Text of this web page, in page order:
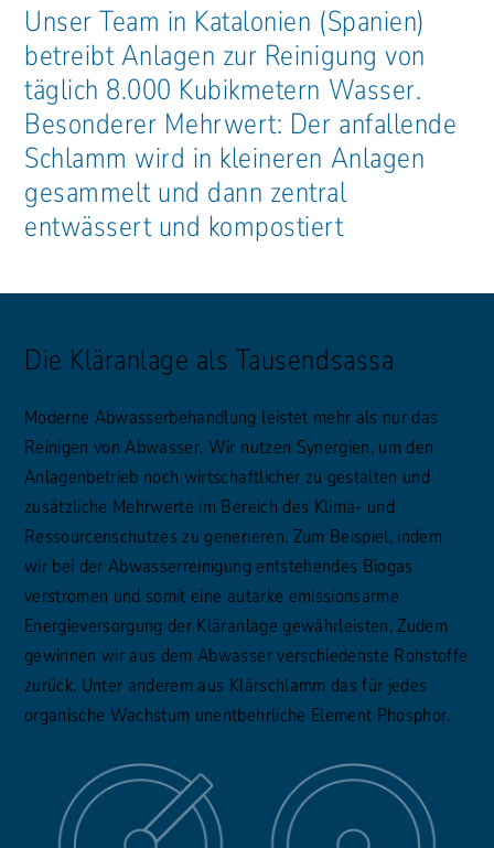
Unser Team in Katalonien (Spanien)
betreibt Anlagen zur Reinigung von
täglich 8.000 Kubikmetern Wasser.
Besonderer Mehrwert: Der anfallende
Schlamm wird in kleineren Anlagen
gesammelt und dann zentral
entwässert und kompostiert
Die Kläranlage als Tausendsassa
Moderne Abwasserbehandlung leistet mehr als nur das
Reinigen von Abwasser. Wir nutzen Synergien, um den
Anlagenbetrieb noch wirtschaftlicher zu gestalten und
zusätzliche Mehrwerte im Bereich des Klima- und
Ressourcenschutzes zu generieren. Zum Beispiel, indem
wir bei der Abwasserreinigung entstehendes Biogas
verstromen und somit eine autarke emissionsarme
Energieversorgung der Kläranlage gewährleisten. Zudem
gewinnen wir aus dem Abwasser verschiedenste Rohstoffe
zurück. Unter anderem aus Klärschlamm das für jedes
organische Wachstum unentbehrliche Element Phosphor.